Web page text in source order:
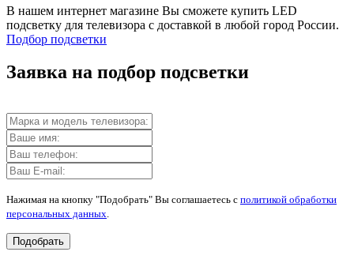
В нашем интернет магазине Вы сможете купить LED
подсветку для телевизора с доставкой в любой город России.
Подбор подсветки
Заявка на подбор подсветки
Нажимая на кнопку "Подобрать" Вы соглашаетесь с политикой обработки
персональных данных.
Подобрать